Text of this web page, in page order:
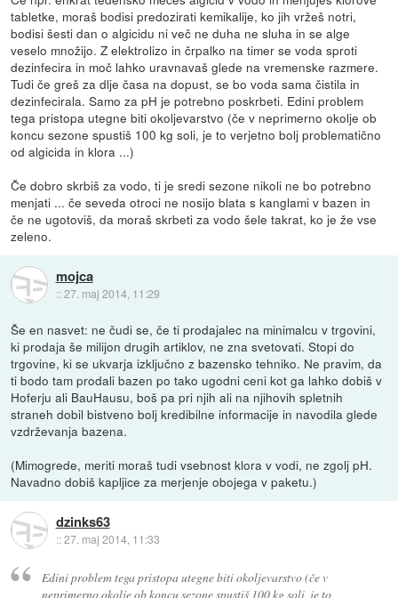
tabletke, moraš bodisi predozirati kemikalije, ko jih vržeš notri,
bodisi šesti dan o algicidu ni več ne duha ne sluha in se alge
veselo množijo. Z elektrolizo in črpalko na timer se voda sproti
dezinfecira in moč lahko uravnavaš glede na vremenske razmere.
Tudi če greš za dlje časa na dopust, se bo voda sama čistila in
dezinfecirala. Samo za pH je potrebno poskrbeti. Edini problem
tega pristopa utegne biti okoljevarstvo (če v neprimerno okolje ob
koncu sezone spustiš 100 kg soli, je to verjetno bolj problematično
od algicida in klora ...)
Če dobro skrbiš za vodo, ti je sredi sezone nikoli ne bo potrebno
menjati ... če seveda otroci ne nosijo blata s kanglami v bazen in
če ne ugotoviš, da moraš skrbeti za vodo šele takrat, ko je že vse
zeleno.
mojca
::27. maj 2014, 11:29
Še en nasvet: ne čudi se, če ti prodajalec na minimalcu v trgovini,
ki prodaja še milijon drugih artiklov, ne zna svetovati. Stopi do
trgovine, ki se ukvarja izključno z bazensko tehniko. Ne pravim, da
ti bodo tam prodali bazen po tako ugodni ceni kot ga lahko dobiš v
Hoferju ali BauHausu, boš pa pri njih ali na njihovih spletnih
straneh dobil bistveno bolj kredibilne informacije in navodila glede
vzdrževanja bazena.
(Mimogrede, meriti moraš tudi vsebnost klora v vodi, ne zgolj pH.
Navadno dobiš kapljice za merjenje obojega v paketu.)
dzinks63
::27. maj 2014, 11:33
Edini problem tega pristopa utegne biti okoljevarstvo (če v
neprimerno okolje ob koncu sezone spustiš 100 kg soli, je to